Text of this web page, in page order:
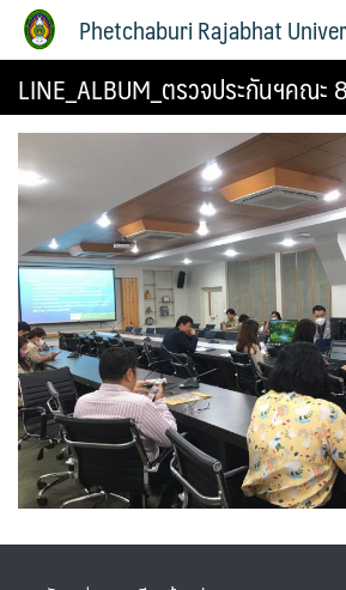
Phetchaburi Rajabhat
LINE_ALBUM_ตรวจประกันฯคณะ